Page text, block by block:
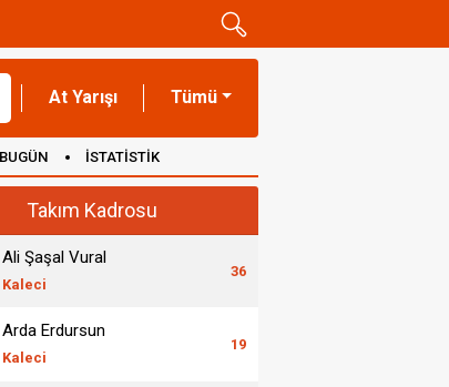
At Yarışı Tümü
İSTATİSTİK
Takım Kadrosu
Ali Şaşal Vural
Kaleci
36
Arda Erdursun
Kaleci
19